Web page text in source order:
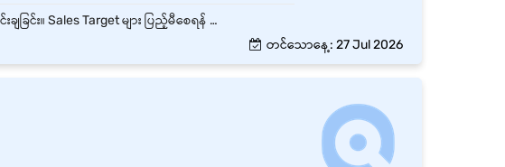
ကုမ္ပဏီ၏ ထုတ်ကုန်နှင့် ဝန်ဆောင်မှုများကို Customer များအား မိတ်ဆက်ရောင်းချခြင်း။ Sales Target များ ပြည့်မီစေရန် အရောင်းလုပ်ငန်းများ ဆောင်ရွက်ခြင်း။ Customer အသစ်များ ရှာဖွေပြီး လက်ရှိ Customer များနှင့် ကောင်းမွန်သော ဆက်ဆံရေး တည်ဆောက်ထိန်းသိမ်းခြင်း။ Customer များ၏ လိုအပ်ချက်များကို နားလည်ပြီး သင့်လျော်သော Product နှင့် Service များကို အကြံပြုခြင်း။ အရောင်းအမှာစာများ လက်ခံခြင်း၊ Follow-up ပြုလုပ်ခြင်းနှင့် Delivery Process ကို ညှိနှိုင်းဆောင်ရွက်ခြင်း။ Market Information နှင့် Competitor Activities များကို လေ့လာတင်ပြခြင်း။ နေ့စဉ်၊ အပတ်စဉ်နှင့် လစဉ် Sales Report များ ပြုစုတင်ပြခြင်း။ Sales Promotion နှင့် Marketing Activities များတွင် ပူးပေါင်းဆောင်ရွက်ခြင်း။ Management မှ တာဝန်ပေးအပ်သော အခြားလုပ်ငန်းတာဝန်များကို ဆောင်ရွက်ခြင်း။
တင်သောနေ့: 27 Jul 2026